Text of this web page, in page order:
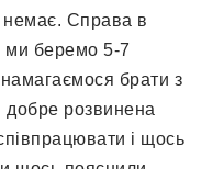
немає. Справа в
ми беремо 5-7
намагаємося брати з
добре розвинена
і щось